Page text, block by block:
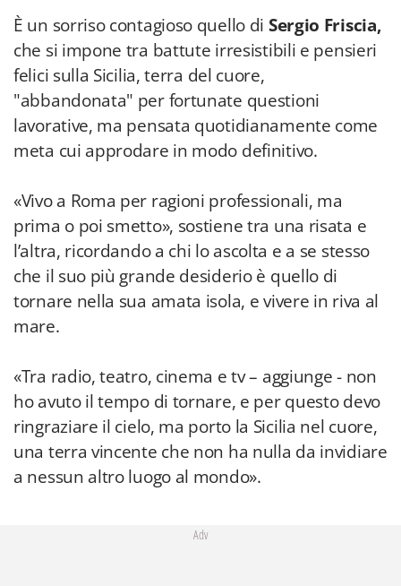
È un sorriso contagioso quello di Sergio Friscia,
che si impone tra battute irresistibili e pensieri
felici sulla Sicilia, terra del cuore,
"abbandonata" per fortunate questioni
lavorative, ma pensata quotidianamente come
meta cui approdare in modo definitivo.
«Vivo a Roma per ragioni professionali, ma
prima o poi smetto», sostiene tra una risata e
l’altra, ricordando a chi lo ascolta e a se stesso
che il suo più grande desiderio è quello di
tornare nella sua amata isola, e vivere in riva al
mare.
«Tra radio, teatro, cinema e tv – aggiunge - non
ho avuto il tempo di tornare, e per questo devo
ringraziare il cielo, ma porto la Sicilia nel cuore,
una terra vincente che non ha nulla da invidiare
a nessun altro luogo al mondo».
Adv